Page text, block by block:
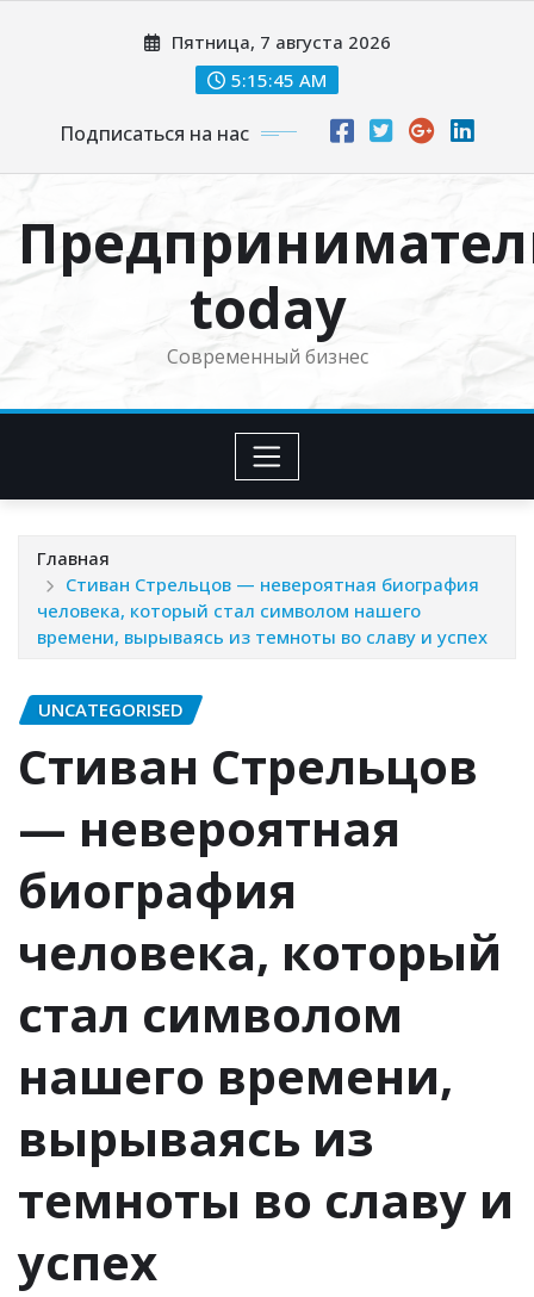
Пятница, 7 августа 2026
5:15:46 AM
Подписаться на нас
today
Современный бизнес
Главная
Стиван Стрельцов — невероятная биография
человека, который стал символом нашего
времени, вырываясь из темноты во славу и успех
UNCATEGORISED
Стиван Стрельцов
— невероятная
биография
человека, который
стал символом
нашего времени,
вырываясь из
темноты во славу и
успех